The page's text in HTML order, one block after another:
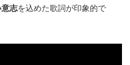
志を込めた歌詞が印象的で